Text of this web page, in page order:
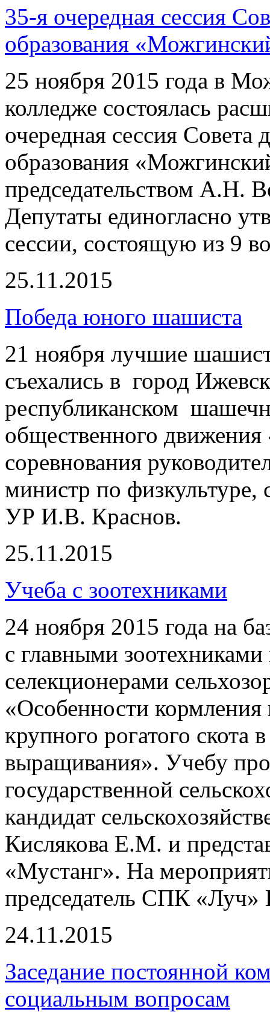
35-я очередная сессия
образования
25 ноября 2015 года в
колледже состоялась
очередная сессия Совета
образования
председательством А.Н.
Депутаты единогласно
сессии, состоящую из 9
25.11.2015
Победа юного шашиста
21 ноября лучшие
съехались в город
республиканском
общественного
соревнования
министр по
УР И.В. Краснов.
25.11.2015
Учеба с зоотехниками
24 ноября 2015 года на
с главными
селекционерами
«Особенности
крупного рогатого скота
выращивания». Учебу
государственной
кандидат
Кислякова Е.М. и
«Мустанг». На
председатель СПК
24.11.2015
Заседание постоянной
социальным вопросам